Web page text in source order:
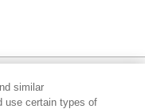
similar
use certain types of